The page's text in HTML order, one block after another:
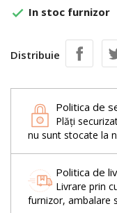
 In stoc furnizor
Distribuie
Politica de
Plăți
nu sunt stocate la
Politica de
Livrare prin
furnizor, ambalare